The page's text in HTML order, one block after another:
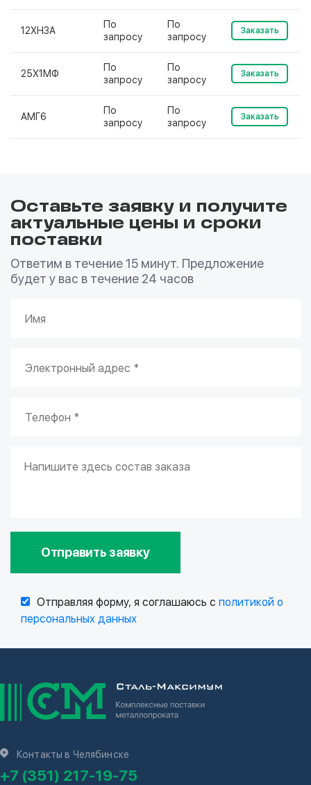
12ХН3А
По
запросу
По
запросу
Заказать
25Х1МФ
По
запросу
По
запросу
Заказать
АМГ6
По
запросу
По
запросу
Заказать
Оставьте заявку и получите
актуальные цены и сроки
поставки
Ответим в течение 15 минут. Предложение
будет у вас в течение 24 часов
Отправить заявку
Отправляя форму, я соглашаюсь с политикой о
персональных данных
Контакты в Челябинске
+7 (351) 217-19-75